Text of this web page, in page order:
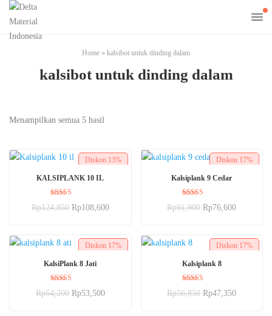
Home » kalsibot untuk dinding dalam
kalsibot untuk dinding dalam
Menampilkan semua 5 hasil
Diskon 13%
KALSIPLANK 10 IL
Dinilai
5.00
Rp124,850 Rp108,600
Diskon 17%
Kalsiplank 9 Cedar
Dinilai
5.00
Rp91,900 Rp76,600
Diskon 17%
KalsiPlank 8 Jati
Dinilai
5.00
Rp64,200 Rp53,500
Diskon 17%
Kalsiplank 8
Dinilai
5.00
Rp56,850 Rp47,350